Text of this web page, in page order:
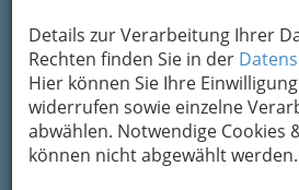
Details zur Verarbeitung Ihrer
Rechten finden Sie in der
Hier können Sie Ihre
widerrufen sowie einzelne
abwählen. Notwendige Cookies
können nicht abgewählt werden.